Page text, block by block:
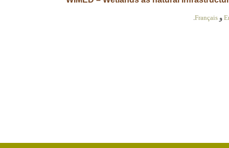
و Français
.